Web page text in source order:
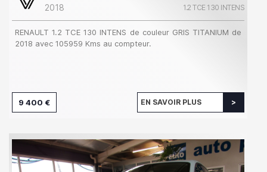
2018
1.2 TCE 130 INTENS
RENAULT 1.2 TCE 130 INTENS de couleur GRIS TITANIUM de
2018 avec 105959 Kms au compteur.
9 400 € EN SAVOIR PLUS